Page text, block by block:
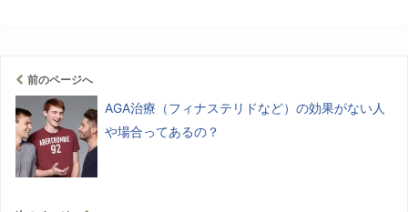
前のページへ
AGA治療（フィナステリドなど）の効果がない人
や場合ってあるの？